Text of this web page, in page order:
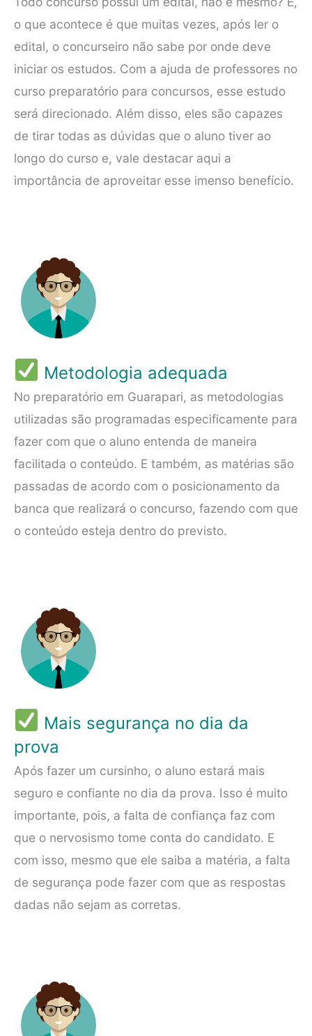
o que acontece é que muitas vezes, após ler o
edital, o concurseiro não sabe por onde deve
iniciar os estudos. Com a ajuda de professores no
curso preparatório para concursos, esse estudo
será direcionado. Além disso, eles são capazes
de tirar todas as dúvidas que o aluno tiver ao
longo do curso e, vale destacar aqui a
importância de aproveitar esse imenso benefício.
Metodologia adequada
No preparatório em Guarapari, as metodologias
utilizadas são programadas especificamente para
fazer com que o aluno entenda de maneira
facilitada o conteúdo. E também, as matérias são
passadas de acordo com o posicionamento da
banca que realizará o concurso, fazendo com que
o conteúdo esteja dentro do previsto.
Mais segurança no dia da
prova
Após fazer um cursinho, o aluno estará mais
seguro e confiante no dia da prova. Isso é muito
importante, pois, a falta de confiança faz com
que o nervosismo tome conta do candidato. E
com isso, mesmo que ele saiba a matéria, a falta
de segurança pode fazer com que as respostas
dadas não sejam as corretas.